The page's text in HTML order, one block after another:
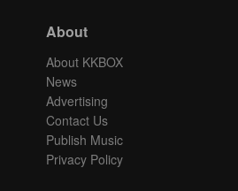
About
About KKBOX
News
Advertising
Contact Us
Publish Music
Privacy Policy